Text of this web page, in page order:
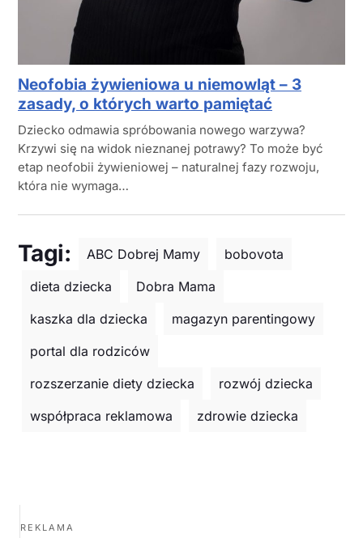
Neofobia żywieniowa u niemowląt – 3
zasady, o których warto pamiętać
Dziecko odmawia spróbowania nowego warzywa?
Krzywi się na widok nieznanej potrawy? To może być
etap neofobii żywieniowej – naturalnej fazy rozwoju,
która nie wymaga…
Tagi: ABC Dobrej Mamy
bobovota
dieta dziecka
Dobra Mama
kaszka dla dziecka
magazyn parentingowy
portal dla rodziców
rozszerzanie diety dziecka
rozwój dziecka
współpraca reklamowa
zdrowie dziecka
REKLAMA